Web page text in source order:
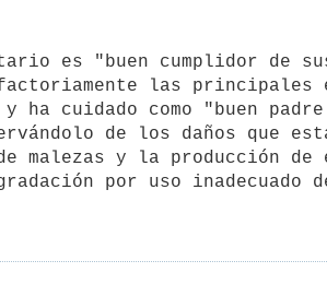
las principales
ha cuidado como "buen
de los daños que
malezas y la producción de
por uso